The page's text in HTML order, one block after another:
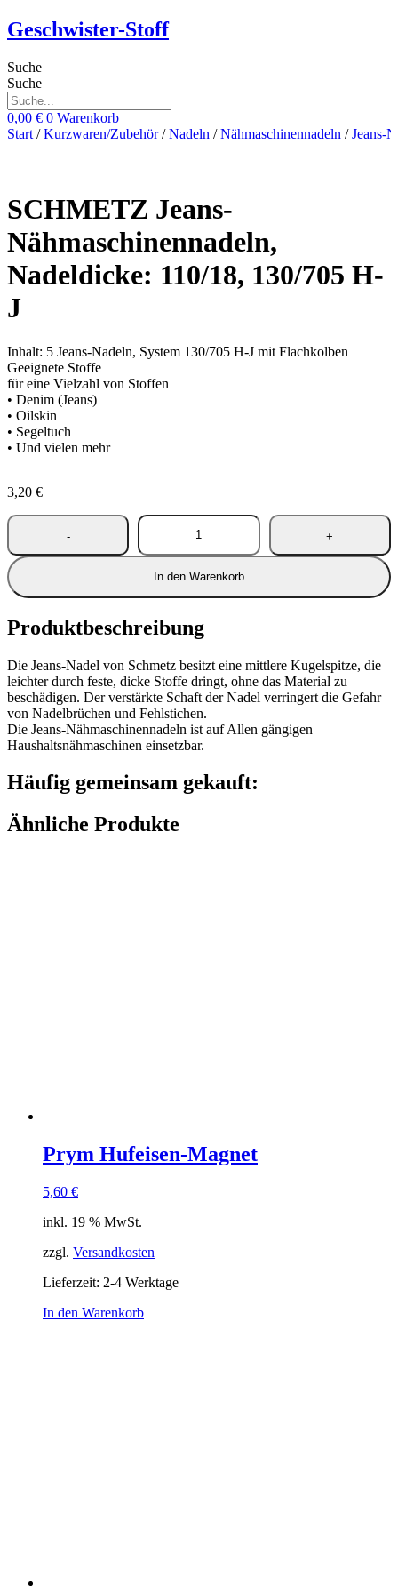
Zum
Inhalt
Geschwister-Stoff
Suche
Suche
0,00 € 0 Warenkorb
Start /Kurzwaren/Zubehör/Nadeln /Nähmaschinennadeln /Jeans-
SCHMETZ Jeans-
Nähmaschinennadeln,
Nadeldicke: 110/18, 130/705 H-
J
Inhalt: 5 Jeans-Nadeln, System 130/705 H-J mit Flachkolben
Geeignete Stoffe
für eine Vielzahl von Stoffen
• Denim (Jeans)
• Oilskin
• Segeltuch
• Und vielen mehr
3,20 €
In den Warenkorb
Produktbeschreibung
Die Jeans-Nadel von Schmetz besitzt eine mittlere Kugelspitze, die
leichter durch feste, dicke Stoffe dringt, ohne das Material zu
beschädigen. Der verstärkte Schaft der Nadel verringert die Gefahr
von Nadelbrüchen und Fehlstichen.
Die Jeans-Nähmaschinennadeln ist auf Allen gängigen
Haushaltsnähmaschinen einsetzbar.
Häufig gemeinsam gekauft:
Ähnliche Produkte
Prym Hufeisen-Magnet
5,60 €
inkl. 19 % MwSt.
zzgl. Versandkosten
Lieferzeit: 2-4 Werktage
In den Warenkorb